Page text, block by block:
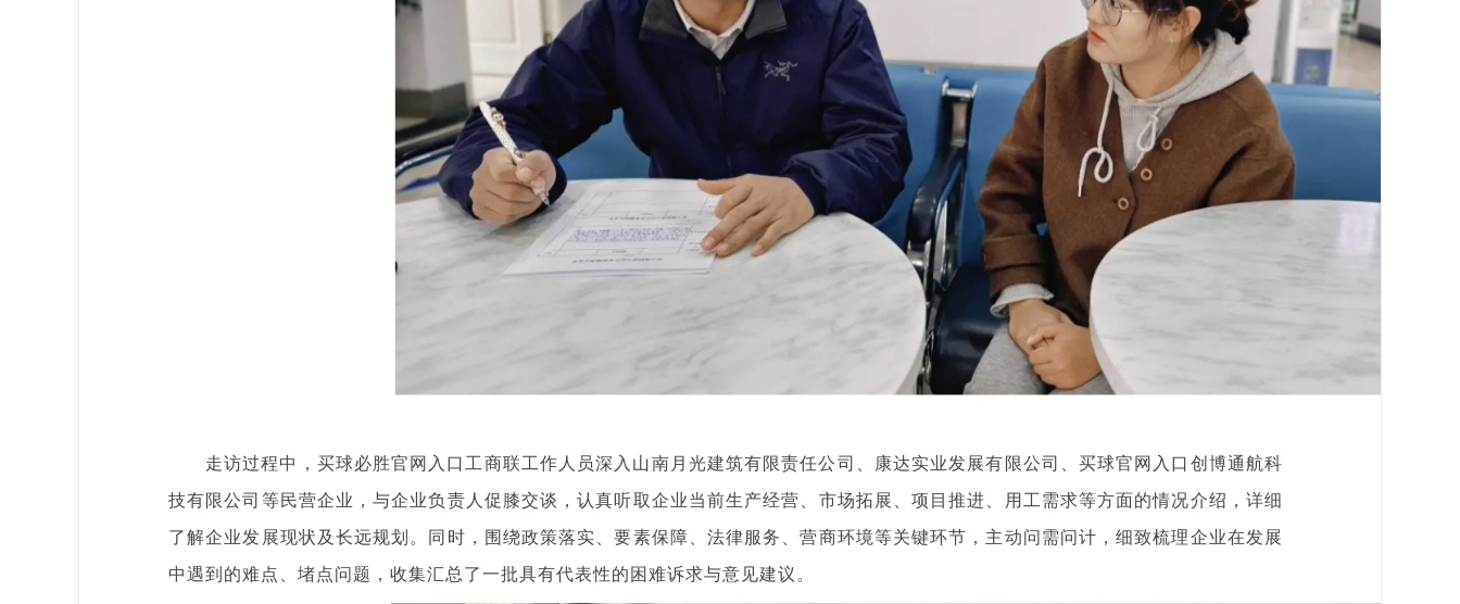
走访过程中，买球必胜官网入口工商联工作人员深入山南月光建筑有限责任公司、康达实业发展有限公司、买球官网入口创博通航科
技有限公司等民营企业，与企业负责人促膝交谈，认真听取企业当前生产经营、市场拓展、项目推进、用工需求等方面的情况介绍，详细
了解企业发展现状及长远规划。同时，围绕政策落实、要素保障、法律服务、营商环境等关键环节，主动问需问计，细致梳理企业在发展
中遇到的难点、堵点问题，收集汇总了一批具有代表性的困难诉求与意见建议。